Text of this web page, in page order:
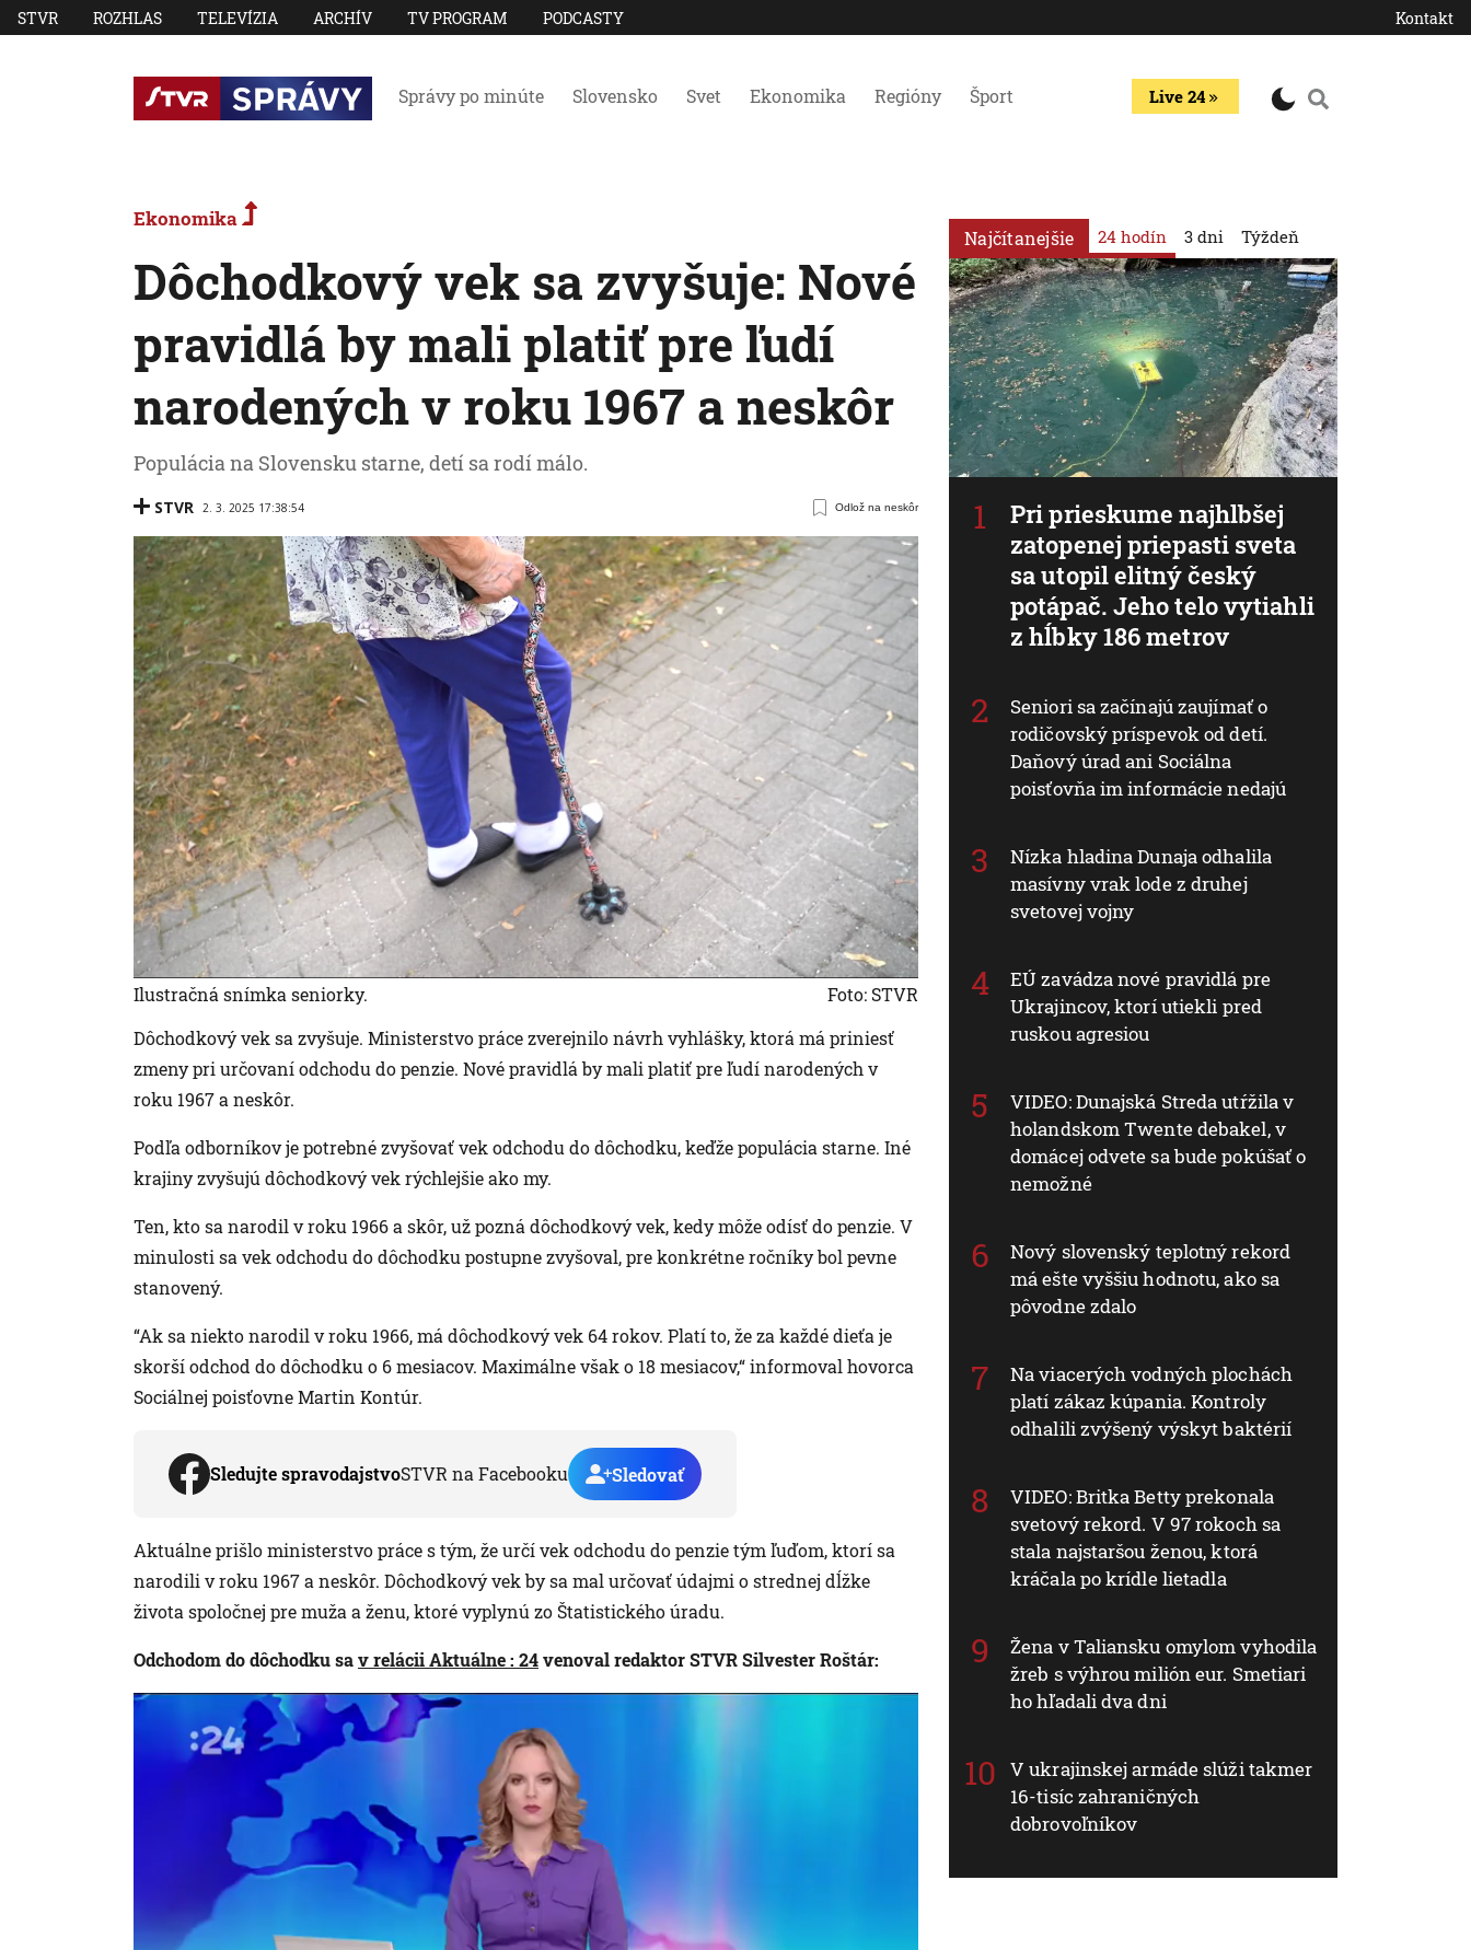
STVR ROZHLAS TELEVÍZIA ARCHÍV TV PROGRAM PODCASTY Kontakt
Správy po minúte Slovensko Svet Ekonomika Regióny Šport Live 24
Ekonomika
Dôchodkový vek sa zvyšuje: Nové
pravidlá by mali platiť pre ľudí
narodených v roku 1967 a neskôr
Populácia na Slovensku starne, detí sa rodí málo.
STVR 2. 3. 2025 17:38:54 Odlož na neskôr
Ilustračná snímka seniorky.
Foto: STVR
Dôchodkový vek sa zvyšuje. Ministerstvo práce zverejnilo návrh vyhlášky, ktorá má priniesť
zmeny pri určovaní odchodu do penzie. Nové pravidlá by mali platiť pre ľudí narodených v
roku 1967 a neskôr.
Podľa odborníkov je potrebné zvyšovať vek odchodu do dôchodku, keďže populácia starne. Iné
krajiny zvyšujú dôchodkový vek rýchlejšie ako my.
Ten, kto sa narodil v roku 1966 a skôr, už pozná dôchodkový vek, kedy môže odísť do penzie. V
minulosti sa vek odchodu do dôchodku postupne zvyšoval, pre konkrétne ročníky bol pevne
stanovený.
“Ak sa niekto narodil v roku 1966, má dôchodkový vek 64 rokov. Platí to, že za každé dieťa je
skorší odchod do dôchodku o 6 mesiacov. Maximálne však o 18 mesiacov,“ informoval hovorca
Sociálnej poisťovne Martin Kontúr.
Sledujte spravodajstvoSTVR na Facebooku Sledovať
Aktuálne prišlo ministerstvo práce s tým, že určí vek odchodu do penzie tým ľuďom, ktorí sa
narodili v roku 1967 a neskôr. Dôchodkový vek by sa mal určovať údajmi o strednej dĺžke
života spoločnej pre muža a ženu, ktoré vyplynú zo Štatistického úradu.
Odchodom do dôchodku sav reláciiAktuálne : 24venoval redaktor STVR Silvester Roštár:
Najčítanejšie 24 hodín
Pri prieskume najhlbšej
zatopenej priepasti sveta
sa utopil elitný český
potápač. Jeho telo vytiahli
z hĺbky 186 metrov
Seniori sa začínajú zaujímať o
rodičovský príspevok od detí.
Daňový úrad ani Sociálna
poisťovňa im informácie nedajú
Nízka hladina Dunaja odhalila
masívny vrak lode z druhej
svetovej vojny
EÚ zavádza nové pravidlá pre
Ukrajincov, ktorí utiekli pred
ruskou agresiou
VIDEO: Dunajská Streda utŕžila v
holandskom Twente debakel, v
domácej odvete sa bude pokúšať o
nemožné
Nový slovenský teplotný rekord
má ešte vyššiu hodnotu, ako sa
pôvodne zdalo
Na viacerých vodných plochách
platí zákaz kúpania. Kontroly
odhalili zvýšený výskyt baktérií
VIDEO: Britka Betty prekonala
svetový rekord. V 97 rokoch sa
stala najstaršou ženou, ktorá
kráčala po krídle lietadla
Žena v Taliansku omylom vyhodila
žreb s výhrou milión eur. Smetiari
ho hľadali dva dni
V ukrajinskej armáde slúži takmer
16-tisíc zahraničných
dobrovoľníkov
3 dni Týždeň